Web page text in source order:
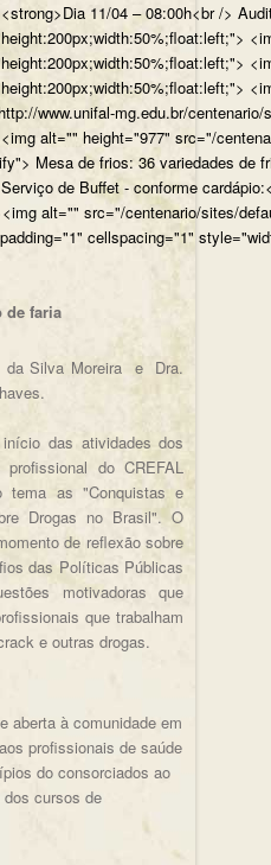
11/04 – 08:00h<br />
www.unifal-mg.edu.br/
alt="" height="977" src="/
Mesa de frios: 36 variedades de
de Buffet - conforme
alt="" src="/centenario/sites/
cellspacing="1"
de faria
da Silva Moreira e Dra.
das atividades dos
do CREFAL
tema as "Conquistas e
Drogas no Brasil". O
de reflexão sobre
das Políticas Públicas
motivadoras que
que trabalham
e outras drogas.
aberta à comunidade em
profissionais de saúde
do consorciados ao
cursos de